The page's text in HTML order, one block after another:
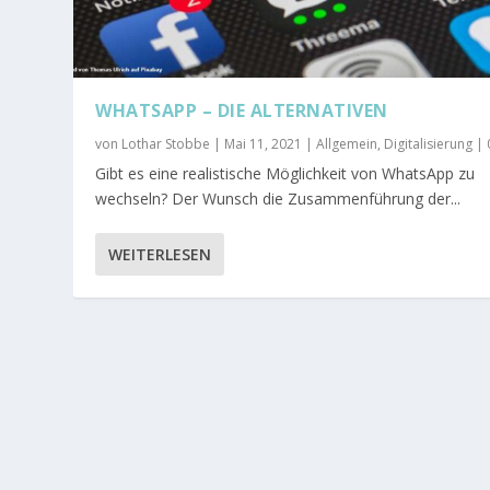
WHATSAPP – DIE ALTERNATIVEN
von Lothar Stobbe | Mai 11, 2021 |Allgemein, Digitalisierung |
Gibt es eine realistische Möglichkeit von WhatsApp zu
wechseln? Der Wunsch die Zusammenführung der...
WEITERLESEN